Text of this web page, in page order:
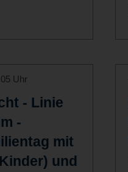
Uhr
- Linie
-
mit
und